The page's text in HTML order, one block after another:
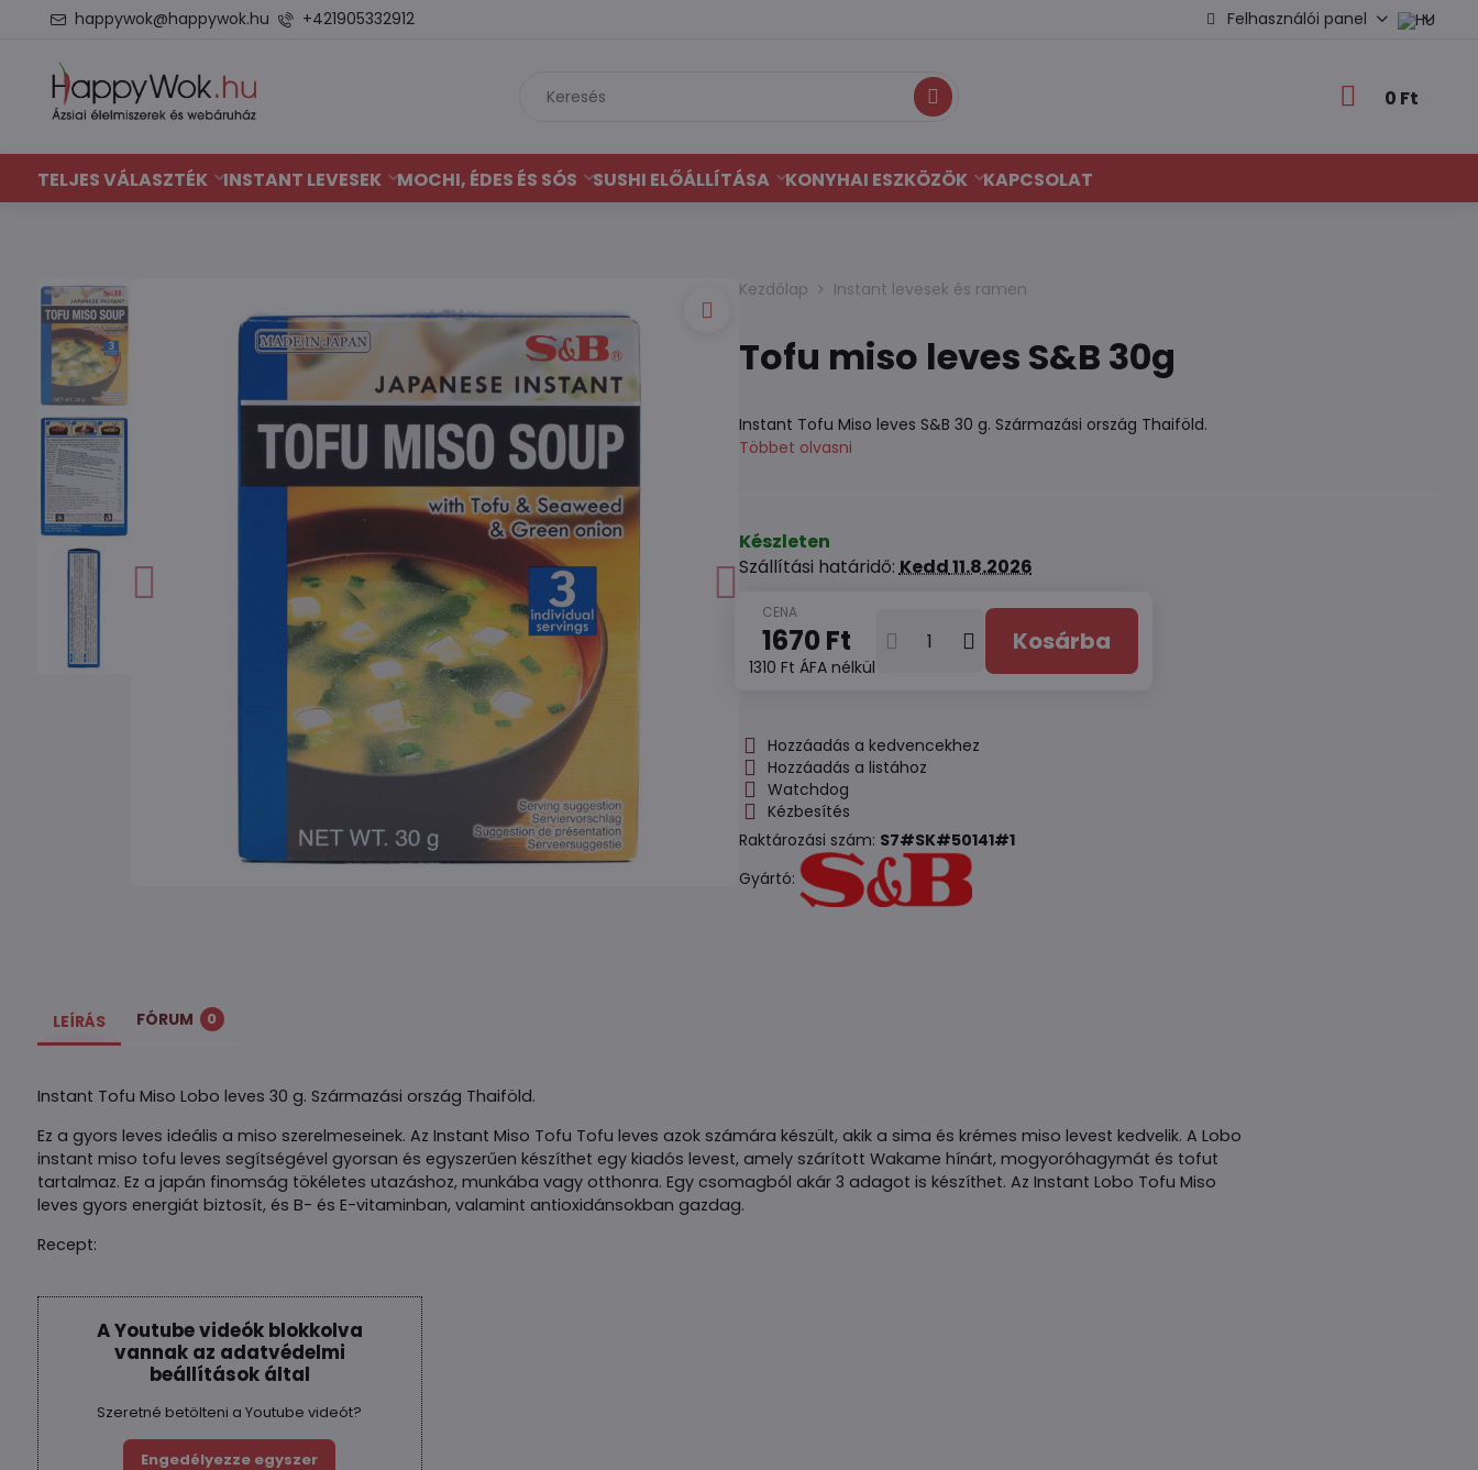
happywok@happywok.hu +421905332912 Felhasználói panel
Keresés 0 Ft
TELJES VÁLASZTÉK INSTANT LEVESEK MOCHI, ÉDES ÉS SÓS SUSHI ELŐÁLLÍTÁSA KONYHAI ESZKÖZÖK KAPCSOLAT
Kezdőlap Instant levesek és ramen
Tofu miso leves S&B 30g
Instant Tofu Miso leves S&B 30 g. Származási ország Thaiföld.
Többet olvasni
Készleten
Szállítási határidő:Kedd11.8.2026
1670 Ft
1310 Ft ÁFA nélkül
Kosárba
Hozzáadás a kedvencekhez
Hozzáadás a listához
Watchdog
Kézbesítés
Raktározási szám: S7#SK#50141#1
Gyártó:
LEÍRÁS FÓRUM 0
Instant Tofu Miso Lobo leves 30 g. Származási ország Thaiföld.
Ez a gyors leves ideális a miso szerelmeseinek. Az Instant Miso Tofu Tofu leves azok számára készült, akik a sima és krémes miso levest kedvelik. A Lobo
instant miso tofu leves segítségével gyorsan és egyszerűen készíthet egy kiadós levest, amely szárított Wakame hínárt, mogyoróhagymát és tofut
tartalmaz. Ez a japán finomság tökéletes utazáshoz, munkába vagy otthonra. Egy csomagból akár 3 adagot is készíthet. Az Instant Lobo Tofu Miso
leves gyors energiát biztosít, és B- és E-vitaminban, valamint antioxidánsokban gazdag.
Recept:
A Youtube videók blokkolva
vannak az adatvédelmi
beállítások által
Szeretné betölteni a Youtube videót?
Engedélyezze egyszer